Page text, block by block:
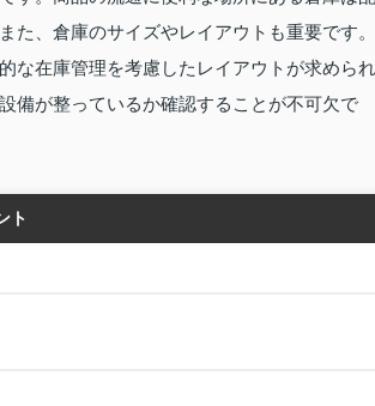
た、倉庫のサイズやレイアウトも重要です。
な在庫管理を考慮したレイアウトが求められ
備が整っているか確認することが不可欠で
ト